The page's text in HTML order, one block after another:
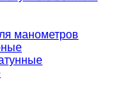
манометров